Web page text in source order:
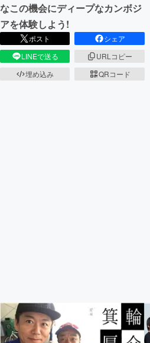
なこの機会にディープなカンボジ
アを体験しよう!
ポスト
シェア
LINEで送る
URLコピー
埋め込み
QRコード